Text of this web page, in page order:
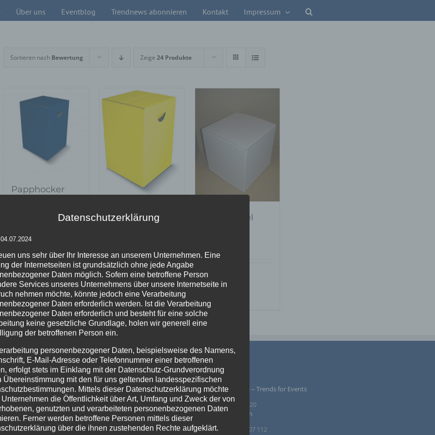
Über uns Eventblog Trendnews abonnieren Kontakt Impressum
Sortieren nach Bewertung Zeige 24 Produkte
Papphocker
Details
zur
Wunschliste
Papphocker
Details
zur
Wunschliste
Pappwürfel
zur
PRODUKTSUCHE IMPRESSUM
Agentur Rindle – Trends for Events
Prinzendamm 20
25436 Tornesch
Tel. +49 4122 407 112
Datenschutzerklärung
uns sehr über Ihr Interesse an unserem Unternehmen. Eine
der Internetseiten ist grundsätzlich ohne jede Angabe
Daten möglich. Sofern eine betroffene Person
Services unseres Unternehmens über unsere Internetseite in
nehmen möchte, könnte jedoch eine Verarbeitung
Daten erforderlich werden. Ist die Verarbeitung
Daten erforderlich und besteht für eine solche
keine gesetzliche Grundlage, holen wir generell eine
der betroffenen Person ein.
personenbezogener Daten, beispielsweise des Namens,
E-Mail-Adresse oder Telefonnummer einer betroffenen
erfolgt stets im Einklang mit der Datenschutz-Grundverordnung
Übereinstimmung mit den für uns geltenden landesspezifischen
Mittels dieser Datenschutzerklärung möchte
Unternehmen die Öffentlichkeit über Art, Umfang und Zweck der von
genutzten und verarbeiteten personenbezogenen Daten
Ferner werden betroffene Personen mittels dieser
über die ihnen zustehenden Rechte aufgeklärt.